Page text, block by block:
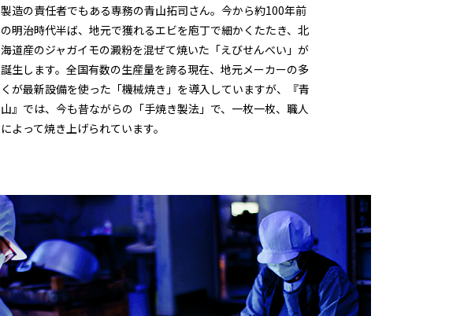
製造の責任者でもある専務の青山拓司さん。今から約100年前
の明治時代半ば、地元で獲れるエビを庖丁で細かくたたき、北
海道産のジャガイモの澱粉を混ぜて焼いた「えびせんべい」が
誕生します。全国有数の生産量を誇る現在、地元メーカーの多
くが最新設備を使った「機械焼き」を導入していますが、『青
山』では、今も昔ながらの「手焼き製法」で、一枚一枚、職人
によって焼き上げられています。